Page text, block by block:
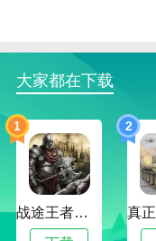
4支持扫码获取云端
《汉码》软件亮点
[简单高效]
汉码标签设计软件
单拖拽即可完成，
[应用场景化]
大家都在下载
1
战途王者最新版
2